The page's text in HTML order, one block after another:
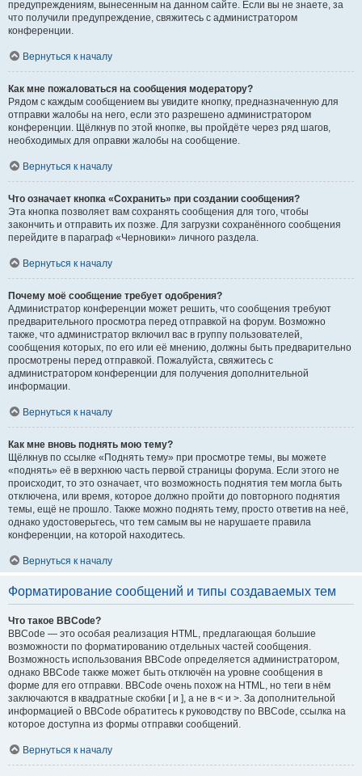
предупреждениям, вынесенным на данном сайте. Если вы не знаете, за
что получили предупреждение, свяжитесь с администратором
конференции.
Вернуться к началу
Как мне пожаловаться на сообщения модератору?
Рядом с каждым сообщением вы увидите кнопку, предназначенную для
отправки жалобы на него, если это разрешено администратором
конференции. Щёлкнув по этой кнопке, вы пройдёте через ряд шагов,
необходимых для оправки жалобы на сообщение.
Вернуться к началу
Что означает кнопка «Сохранить» при создании сообщения?
Эта кнопка позволяет вам сохранять сообщения для того, чтобы
закончить и отправить их позже. Для загрузки сохранённого сообщения
перейдите в параграф «Черновики» личного раздела.
Вернуться к началу
Почему моё сообщение требует одобрения?
Администратор конференции может решить, что сообщения требуют
предварительного просмотра перед отправкой на форум. Возможно
также, что администратор включил вас в группу пользователей,
сообщения которых, по его или её мнению, должны быть предварительно
просмотрены перед отправкой. Пожалуйста, свяжитесь с
администратором конференции для получения дополнительной
информации.
Вернуться к началу
Как мне вновь поднять мою тему?
Щёлкнув по ссылке «Поднять тему» при просмотре темы, вы можете
«поднять» её в верхнюю часть первой страницы форума. Если этого не
происходит, то это означает, что возможность поднятия тем могла быть
отключена, или время, которое должно пройти до повторного поднятия
темы, ещё не прошло. Также можно поднять тему, просто ответив на неё,
однако удостоверьтесь, что тем самым вы не нарушаете правила
конференции, на которой находитесь.
Вернуться к началу
Форматирование сообщений и типы создаваемых тем
Что такое BBCode?
BBCode — это особая реализация HTML, предлагающая большие
возможности по форматированию отдельных частей сообщения.
Возможность использования BBCode определяется администратором,
однако BBCode также может быть отключён на уровне сообщения в
форме для его отправки. BBCode очень похож на HTML, но теги в нём
заключаются в квадратные скобки [ и ], а не в < и >. За дополнительной
информацией о BBCode обратитесь к руководству по BBCode, ссылка на
которое доступна из формы отправки сообщений.
Вернуться к началу